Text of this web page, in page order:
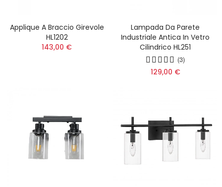
Applique A Braccio Girevole
HL1202
143,00 €
Lampada Da Parete
Industriale Antica In Vetro
Cilindrico HL251
(3)
129,00 €